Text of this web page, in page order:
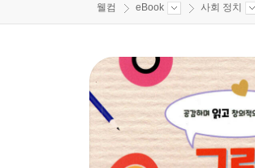
웰컴 eBook 사회 정치